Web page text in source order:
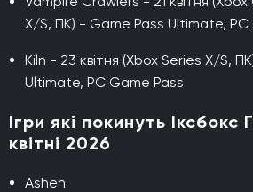
X/S, ПК) - Game Pass Ultimate, PC
Kiln - 23 квітня (Xbox Series X/S,
Ultimate, PC Game Pass
Ігри які покинуть Іксбокс
квітні 2026
Ashen